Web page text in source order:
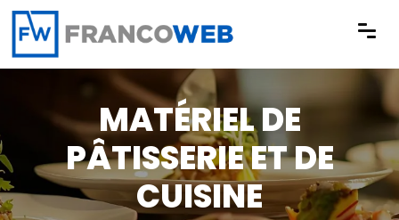
Panneau de gestion des cookies
MATÉRIEL DE
PÂTISSERIE ET DE
CUISINE